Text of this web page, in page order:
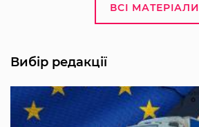
ВСІ МАТЕРІАЛИ
Вибір редакції